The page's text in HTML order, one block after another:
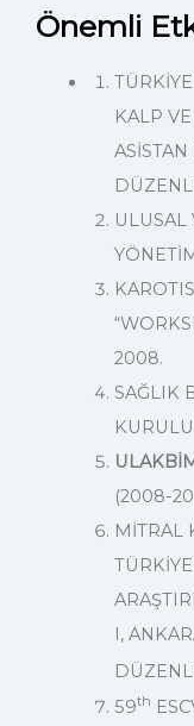
Önemli
KALP
ULUSAL
2008.
SAĞLIK
(2008-
MİTRAL
I,
59th